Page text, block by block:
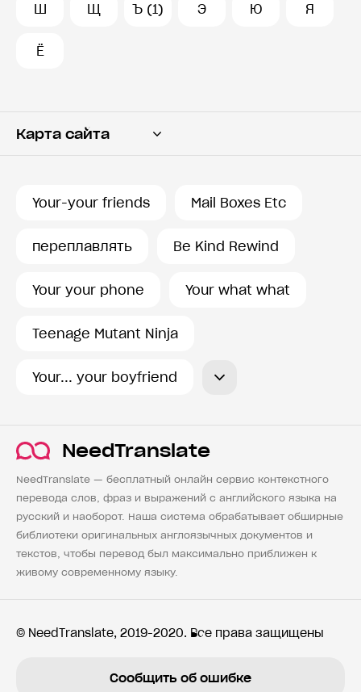
Ш Щ Ъ (1) Э Ю Я
Ё
Карта сайта
Your-your friends Mail Boxes Etc
переплавлять Be Kind Rewind
Your your phone Your what what
Teenage Mutant Ninja
Your... your boyfriend
NeedTranslate
NeedTranslate — бесплатный онлайн сервис контекстного
перевода слов, фраз и выражений с английского языка на
русский и наоборот. Наша система обрабатывает обширные
библиотеки оригинальных англоязычных документов и
текстов, чтобы перевод был максимально приближен к
живому современному языку.
© NeedTranslate, 2019-2020. Все права защищены
Сообщить об ошибке